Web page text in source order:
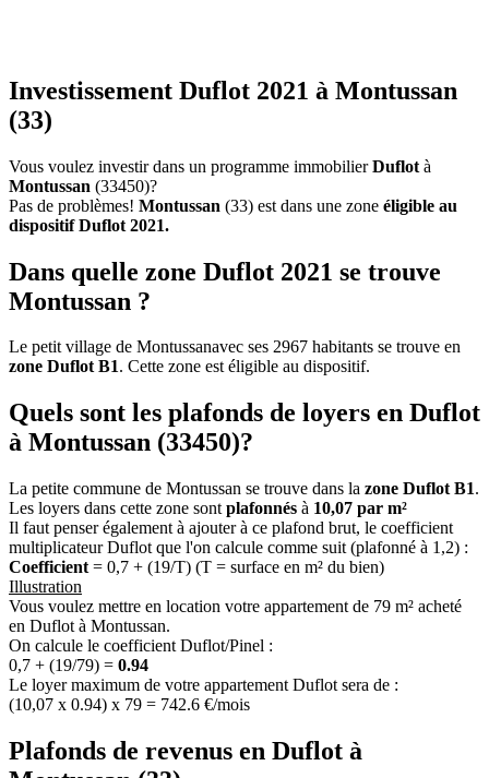
Investissement Duflot 2021 à Montussan
(33)
Vous voulez investir dans un programme immobilierDuflot à
Montussan (33450)?
Pas de problèmes! Montussan (33) est dans une zone éligible au
dispositif Duflot 2021.
Dans quelle zone Duflot 2021 se trouve
Montussan ?
Le petit village de Montussanavec ses 2967 habitants se trouve en
zone Duflot B1. Cette zone est éligible au dispositif.
Quels sont les plafonds de loyers en Duflot
à Montussan (33450)?
La petite commune de Montussan se trouve dans la zone Duflot B1.
Les loyers dans cette zone sont plafonnés à 10,07 par m²
Il faut penser également à ajouter à ce plafond brut, le coefficient
multiplicateur Duflot que l'on calcule comme suit (plafonné à 1,2) :
Coefficient = 0,7 + (19/T) (T = surface en m² du bien)
Illustration
Vous voulez mettre en location votre appartement de 79 m² acheté
en Duflot à Montussan.
On calcule le coefficient Duflot/Pinel :
0,7 + (19/79) = 0.94
Le loyer maximum de votre appartement Duflot sera de :
(10,07 x 0.94) x 79 = 742.6 €/mois
Plafonds de revenus en Duflot à